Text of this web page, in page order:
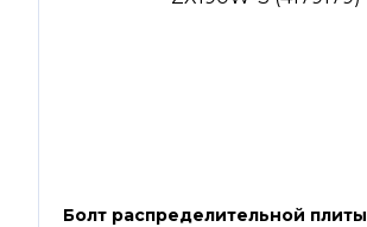
Болт распределительной плиты